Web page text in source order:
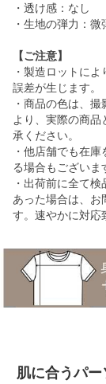
・透け感：なし
・生地の弾力：
【ご注意】
・製造ロットに
誤差が生じます。
・商品の色は、
より、実際の商品
承ください。
・他店舗でも在
る場合もございま
・出荷前に全て
あった場合は、お
す。速やかに対応
肌に合うパー